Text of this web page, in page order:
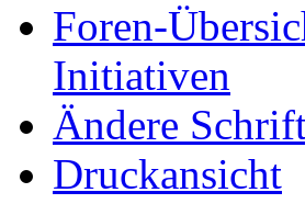
Foren-
Initiativen
Ändere
Druckansicht